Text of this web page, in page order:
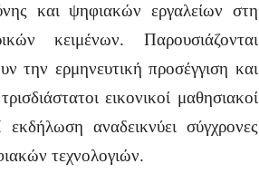
και ψηφιακών εργαλείων στη
κειμένων. Παρουσιάζονται
την ερμηνευτική προσέγγιση και
εικονικοί μαθησιακοί
αναδεικνύει σύγχρονες
τεχνολογιών.